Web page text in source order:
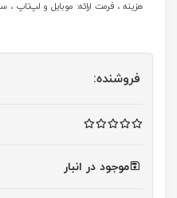
هزینه ، فرمت ارائه: موبایل و لپ‌تاپ
فروشنده:
موجود در انبار